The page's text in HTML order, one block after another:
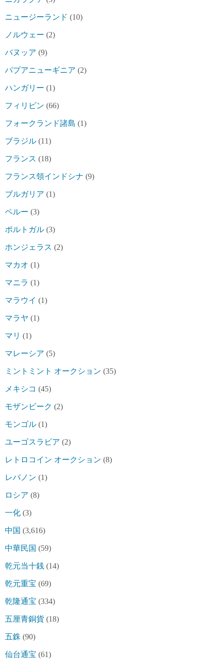
ニュージーランド (10)
ノルウェー (2)
バヌッア (9)
パプアニューギニア (2)
ハンガリー (1)
フィリピン (66)
フォークランド諸島 (1)
ブラジル (11)
フランス (18)
フランス領インドシナ (9)
ブルガリア (1)
ペルー (3)
ポルトガル (3)
ホンジェラス (2)
マカオ (1)
マニラ (1)
マラウイ (1)
マラヤ (1)
マリ (1)
マレーシア (5)
ミントミント オークション (35)
メキシコ (45)
モザンビーク (2)
モンゴル (1)
ユーゴスラビア (2)
レトロコイン オークション (8)
レバノン (1)
ロシア (8)
一化 (3)
中国 (3,616)
中華民国 (59)
乾元当十銭 (14)
乾元重宝 (69)
乾隆通宝 (334)
五厘青銅貨 (18)
五銖 (90)
仙台通宝 (61)